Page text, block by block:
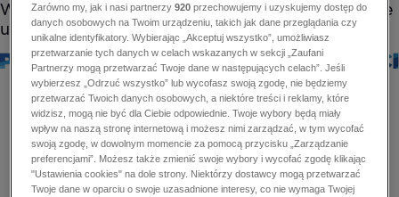
Zarówno my, jak i nasi partnerzy920 przechowujemy i uzyskujemy dostęp do
danych osobowych na Twoim urządzeniu, takich jak dane przeglądania czy
unikalne identyfikatory. Wybierając „Akceptuj wszystko”, umożliwiasz
przetwarzanie tych danych w celach wskazanych w sekcji „Zaufani
Partnerzy mogą przetwarzać Twoje dane w następujących celach”. Jeśli
wybierzesz „Odrzuć wszystko” lub wycofasz swoją zgodę, nie będziemy
przetwarzać Twoich danych osobowych, a niektóre treści i reklamy, które
widzisz, mogą nie być dla Ciebie odpowiednie. Twoje wybory będą miały
wpływ na naszą stronę internetową i możesz nimi zarządzać, w tym wycofać
swoją zgodę, w dowolnym momencie za pomocą przycisku „Zarządzanie
preferencjami”. Możesz także zmienić swoje wybory i wycofać zgodę klikając
"Ustawienia cookies" na dole strony. Niektórzy dostawcy mogą przetwarzać
Twoje dane w oparciu o swoje uzasadnione interesy, co nie wymaga Twojej